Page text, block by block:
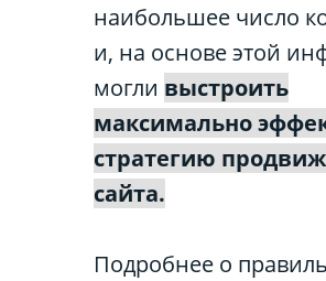
наибольшее число
и, на основе этой
могли выстроить
максимально
стратегию
сайта.
Подробнее о